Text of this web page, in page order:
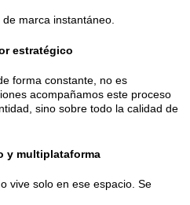
marca instantáneo.
estratégico
forma constante, no es
acompañamos este proceso
sino sobre todo la calidad de
y multiplataforma
vive solo en ese espacio. Se